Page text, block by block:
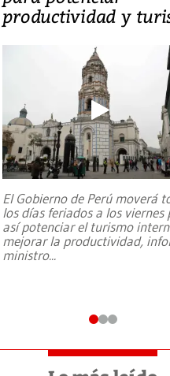
productividad y
El Gobierno de Perú moverá
los días feriados a los viernes
así potenciar el turismo
mejorar la productividad,
ministro...